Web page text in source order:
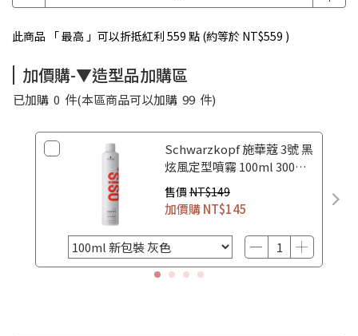
此商品 「 最高 」可以折抵紅利 559 點 (約等於 NT$559 )
加價購-▼造型品加購區
已加購 0 件(本區商品可以加購 99 件)
Schwarzkopf 施華蔻 3號 黑
炫風定型噴霧 100ml 300ml
500ml
售價 NT$149
加價購NT$145